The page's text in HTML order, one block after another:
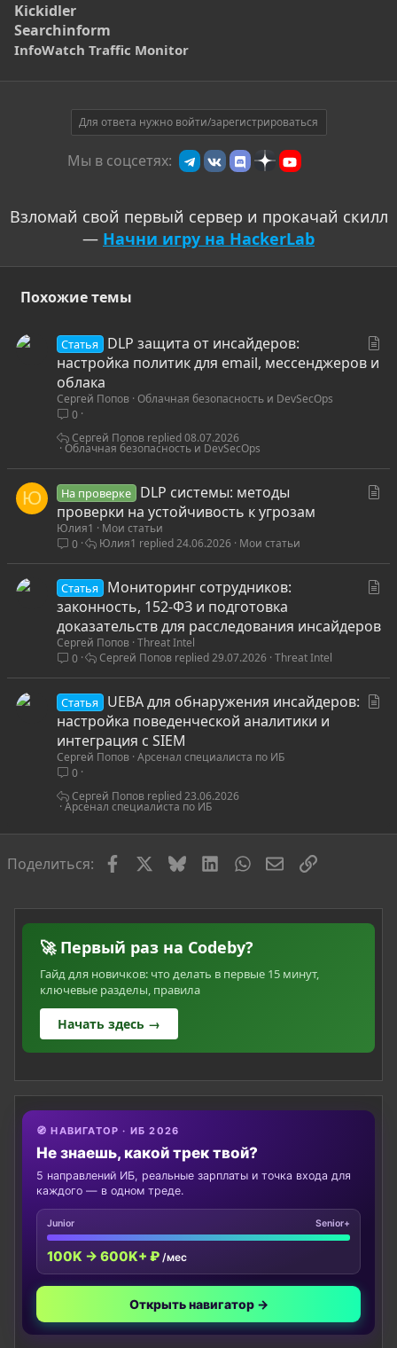
Kickidler
Searchinform
InfoWatch Traffic Monitor
Для ответа нужно войти/зарегистрироваться
Мы в соцсетях:
Взломай свой первый сервер и прокачай скилл
— Начни игру на HackerLab
Похожие темы
Статья
DLP защита от инсайдеров:
настройка политик для email, мессенджеров и
облака
Сергей Попов Облачная безопасность и DevSecOps
0
Облачная безопасность и DevSecOps
08.07.2026
Сергей Попов
Ю
ь
На проверке
DLP системы: методы
проверки на устойчивость к угрозам
Юлия1
Мои статьи
0
Мои статьи
24.06.2026
Юлия1
а
я
Статья
Мониторинг сотрудников:
законность, 152-ФЗ и подготовка
доказательств для расследования инсайдеров
Сергей Попов Threat Intel
0
Threat Intel
29.07.2026
Сергей Попов
Статья
UEBA для обнаружения инсайдеров:
настройка поведенческой аналитики и
интеграция с SIEM
Сергей Попов Арсенал специалиста по ИБ
0
Арсенал специалиста по ИБ
23.06.2026
Сергей Попов
Поделиться: FacebookBlueskyLinkedInWhatsAppЭлектронная
Ссылка
🚀 Первый раз на Codeby?
Гайд для новичков: что делать в первые 15 минут,
ключевые разделы, правила
Начать здесь →
🧭 НАВИГАТОР · ИБ 2026
Не знаешь, какой трек твой?
5 направлений ИБ, реальные зарплаты и точка входа для
каждого — в одном треде.
Junior Senior+
100K → 600K+ ₽ /мес
Открыть навигатор →